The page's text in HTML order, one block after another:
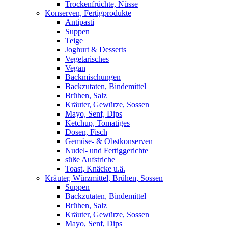
Trockenfrüchte, Nüsse
Konserven, Fertigprodukte
Antipasti
Suppen
Teige
Joghurt & Desserts
Vegetarisches
Vegan
Backmischungen
Backzutaten, Bindemittel
Brühen, Salz
Kräuter, Gewürze, Sossen
Mayo, Senf, Dips
Ketchup, Tomatiges
Dosen, Fisch
Gemüse- & Obstkonserven
Nudel- und Fertiggerichte
süße Aufstriche
Toast, Knäcke u.ä.
Kräuter, Würzmittel, Brühen, Sossen
Suppen
Backzutaten, Bindemittel
Brühen, Salz
Kräuter, Gewürze, Sossen
Mayo, Senf, Dips